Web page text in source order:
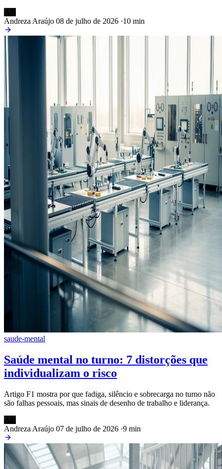
Andreza Araújo 08 de julho de 2026 ·10 min
saude-mental
Saúde mental no turno: 7 distorções que
individualizam o risco
Artigo F1 mostra por que fadiga, silêncio e sobrecarga no turno não
são falhas pessoais, mas sinais de desenho de trabalho e liderança.
Andreza Araújo 07 de julho de 2026 ·9 min